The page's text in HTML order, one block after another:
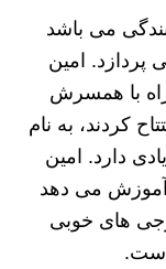
می باشد
امین
با همسرش
کردند، به نام
دارد. امین
آموزش می دهد
های خوبی
است.